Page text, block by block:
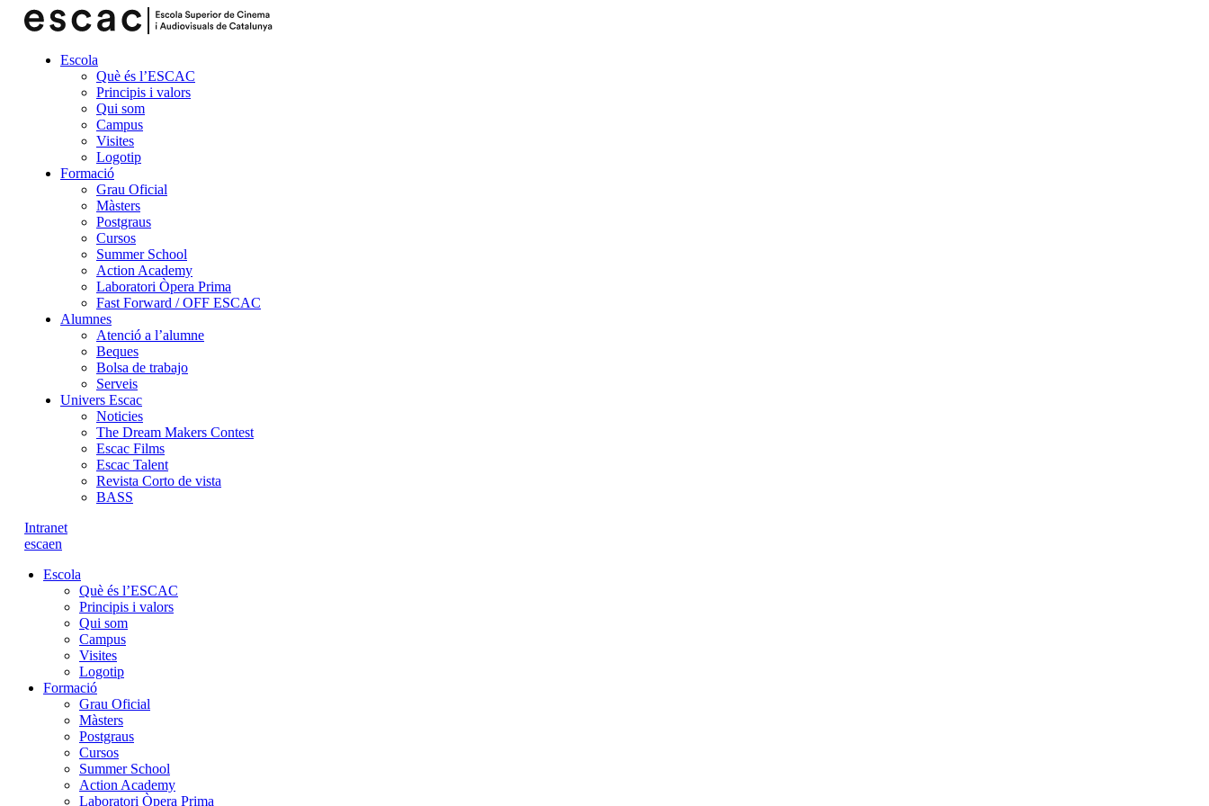
Escola
Què és l’ESCAC
Principis i valors
Qui som
Campus
Visites
Logotip
Formació
Grau Oficial
Màsters
Postgraus
Cursos
Summer School
Action Academy
Laboratori Òpera Prima
Fast Forward / OFF ESCAC
Alumnes
Atenció a l’alumne
Beques
Bolsa de trabajo
Serveis
Univers Escac
Noticies
The Dream Makers Contest
Escac Films
Escac Talent
Revista Corto de vista
BASS
Intranet
escaen
Escola
Què és l’ESCAC
Principis i valors
Qui som
Campus
Visites
Logotip
Formació
Grau Oficial
Màsters
Postgraus
Cursos
Summer School
Action Academy
Laboratori Òpera Prima